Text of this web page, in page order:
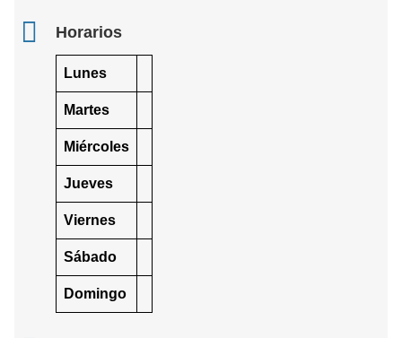
Horarios
Lunes
Martes
Miércoles
Jueves
Viernes
Sábado
Domingo